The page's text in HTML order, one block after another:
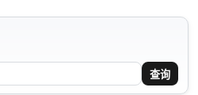
查询